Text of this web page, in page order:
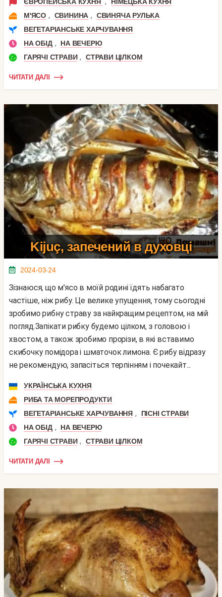
М'ЯСО , СВИНИНА ,
СВИНЯЧА РУЛЬКА
ВЕГЕТАРІАНСЬКЕ ХАРЧУВАННЯ
НА ОБІД ,
НА ВЕЧЕРЮ
ГАРЯЧІ СТРАВИ , СТРАВИ ЦІЛКОМ
ЧИТАТИ ДАЛІ
Kijuç, запечений в духовці
2024-03-24
Зізнаюся, що м'ясо в моїй родині їдять набагато
частіше, ніж рибу. Це велике упущення, тому сьогодні
зробимо рибну страву за найкращим рецептом, на мій
погляд.Запікати рибку будемо цілком, з головою і
хвостом, а також зробимо прорізи, в які вставимо
скибочку помідора і шматочок лимона. Є рибу відразу
не рекомендую, запасіться терпінням і почекайт...
УКРАЇНСЬКА КУХНЯ
РИБА ТА МОРЕПРОДУКТИ
ВЕГЕТАРІАНСЬКЕ ХАРЧУВАННЯ ,
ПІСНІ СТРАВИ
НА ОБІД ,
НА ВЕЧЕРЮ
ГАРЯЧІ СТРАВИ , СТРАВИ ЦІЛКОМ
ЧИТАТИ ДАЛІ